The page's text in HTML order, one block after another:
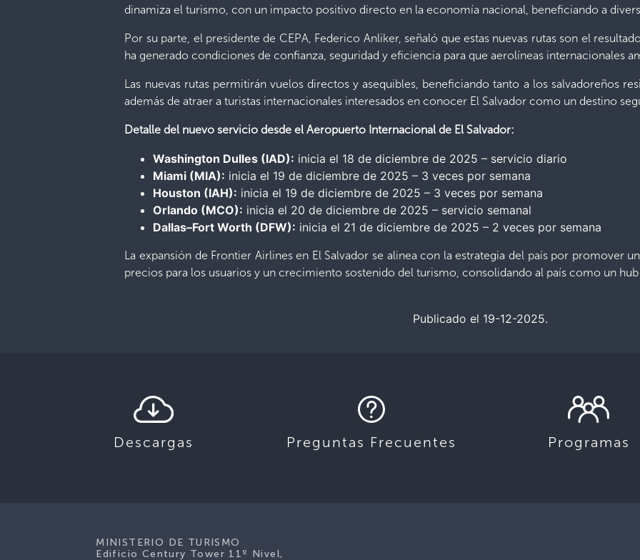
dinamiza el turismo, con un impacto positivo directo en la economía nacional, beneficiando a
Por su parte, el presidente de CEPA, Federico Anliker, señaló que estas nuevas rutas son el
ha generado condiciones de confianza, seguridad y eficiencia para que aerolíneas internacionales
Las nuevas rutas permitirán vuelos directos y asequibles, beneficiando tanto a los salvadoreños
además de atraer a turistas internacionales interesados en conocer El Salvador como un destino
Detalle del nuevo servicio desde el Aeropuerto Internacional de El Salvador:
Washington Dulles (IAD): inicia el 18 de diciembre de 2025 – servicio diario
Miami (MIA): inicia el 19 de diciembre de 2025 – 3 veces por semana
Houston (IAH): inicia el 19 de diciembre de 2025 – 3 veces por semana
Orlando (MCO): inicia el 20 de diciembre de 2025 – servicio semanal
Dallas–Fort Worth (DFW): inicia el 21 de diciembre de 2025 – 2 veces por semana
La expansión de Frontier Airlines en El Salvador se alinea con la estrategia del país por promover
precios para los usuarios y un crecimiento sostenido del turismo, consolidando al país como un
Publicado el 19-12-2025.
Descargas Preguntas Frecuentes Programas
MINISTERIO DE TURISMO
Edificio Century Tower 11º Nivel,